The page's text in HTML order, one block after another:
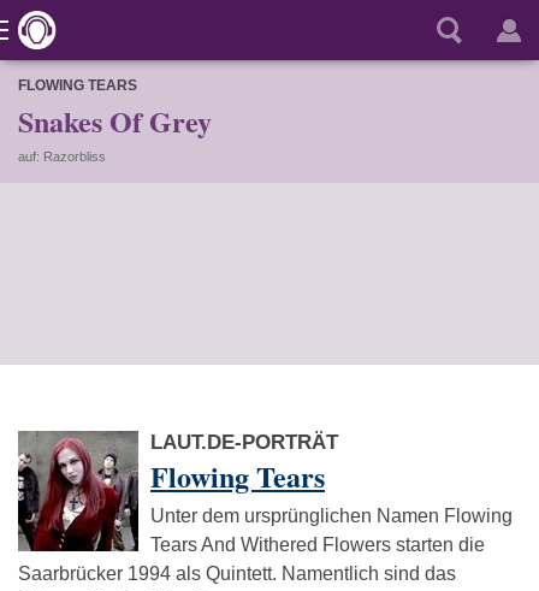
FLOWING TEARS
Snakes Of Grey
auf: Razorbliss
LAUT.DE-PORTRÄT
Flowing Tears
Unter dem ursprünglichen Namen Flowing
Tears And Withered Flowers starten die
Saarbrücker 1994 als Quintett. Namentlich sind das